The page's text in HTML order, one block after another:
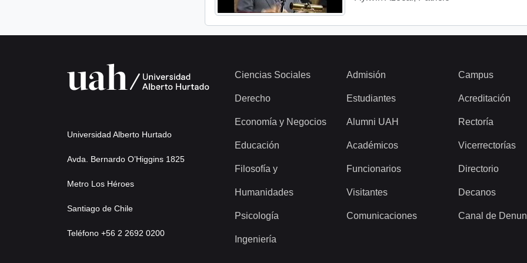
Universidad Alberto Hurtado
Avda. Bernardo O’Higgins 1825
Metro Los Héroes
Santiago de Chile
Teléfono +56 2 2692 0200
Ciencias Sociales
Derecho
Economía y Negocios
Educación
Filosofía y
Humanidades
Psicología
Ingeniería
Admisión
Estudiantes
Alumni UAH
Académicos
Funcionarios
Visitantes
Comunicaciones
Campus
Acreditación
Rectoría
Vicerrectorías
Directorio
Decanos
Canal de